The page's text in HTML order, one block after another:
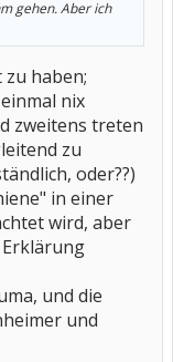
gehen. Aber ich
haben;
nix
zweitens treten
zu
oder??)
in einer
wird, aber
und die
und